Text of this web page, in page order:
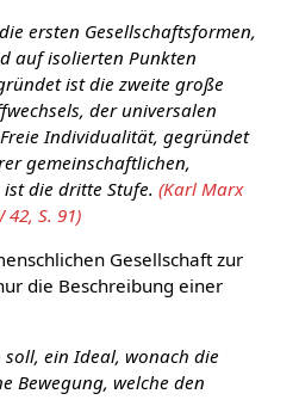
ersten Gesellschaftsformen,
auf isolierten Punkten
ist die zweite große
der universalen
Individualität, gegründet
gemeinschaftlichen,
ist die dritte Stufe.(Karl Marx
S. 91)
Gesellschaft zur
die Beschreibung einer
ein Ideal, wonach die
Bewegung, welche den